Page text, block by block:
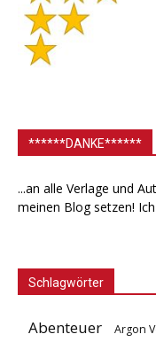
******DANKE******
...an alle Verlage und
meinen Blog setzen!
Schlagwörter
Abenteuer Argon